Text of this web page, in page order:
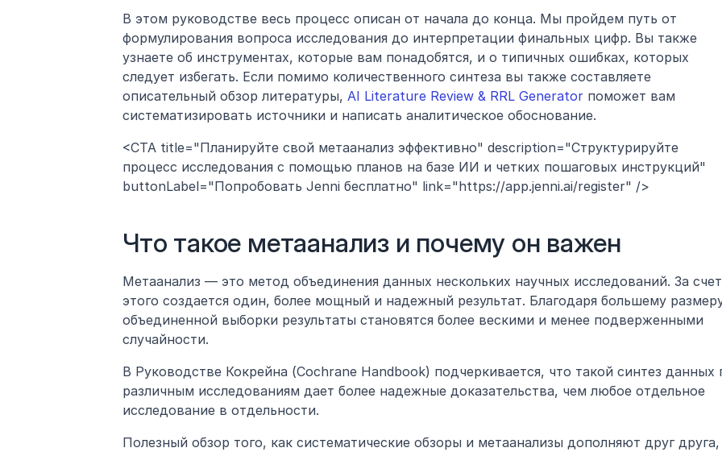
В этом руководстве весь процесс описан от начала до конца. Мы пройдем путь от
формулирования вопроса исследования до интерпретации финальных цифр. Вы также
узнаете об инструментах, которые вам понадобятся, и о типичных ошибках, которых
следует избегать. Если помимо количественного синтеза вы также составляете
описательный обзор литературы, AI Literature Review & RRL Generator поможет вам
систематизировать источники и написать аналитическое обоснование.
<CTA title="Планируйте свой метаанализ эффективно" description="Структурируйте
процесс исследования с помощью планов на базе ИИ и четких пошаговых инструкций"
buttonLabel="Попробовать Jenni бесплатно" link="https://app.jenni.ai/register" />
Что такое метаанализ и почему он важен
Метаанализ — это метод объединения данных нескольких научных исследований. За счет
этого создается один, более мощный и надежный результат. Благодаря большему
объединенной выборки результаты становятся более вескими и менее подверженными
случайности.
В Руководстве Кокрейна (Cochrane Handbook) подчеркивается, что такой синтез данных
различным исследованиям дает более надежные доказательства, чем любое отдельное
исследование в отдельности.
Полезный обзор того, как систематические обзоры и метаанализы дополняют друг друга,